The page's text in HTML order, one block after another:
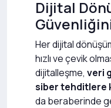
Dijital
Her dijital
hızlı ve çevik
dijitalleşme, veri
siber tehditlere
da beraberinde